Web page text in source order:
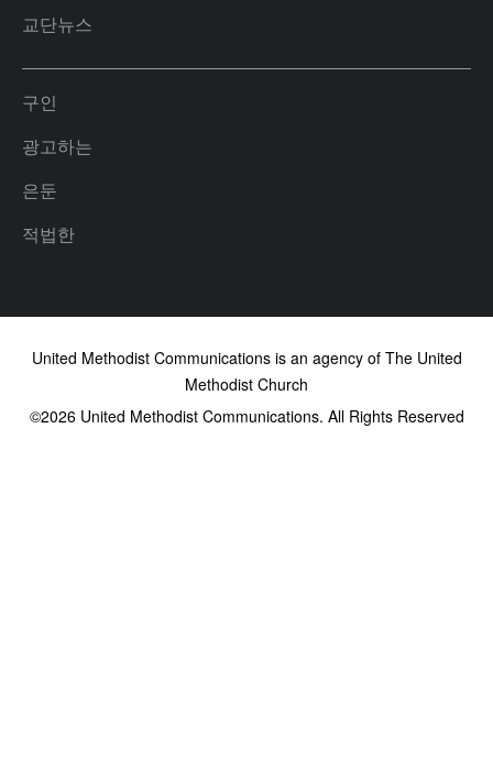
교단뉴스
구인
광고하는
은둔
적법한
United Methodist Communications is an agency of The United
Methodist Church
©2026United Methodist Communications. All Rights Reserved